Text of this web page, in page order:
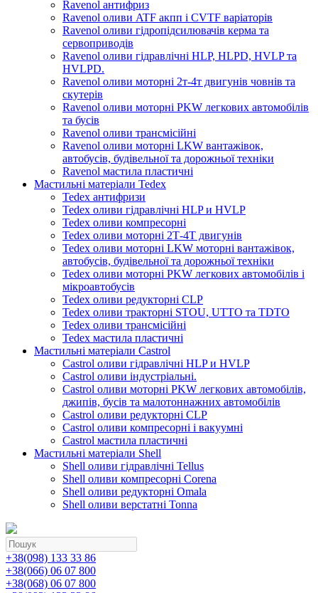
Ravenol антифриз
Ravenol оливи ATF акпп і CVTF варіаторів
Ravenol оливи гідропідсилювачів керма та
сервоприводів
Ravenol оливи гідравлічні HLP, HLPD, HVLP та
HVLPD.
Ravenol оливи моторні 2т-4т двигунів човнів та
скутерів
Ravenol оливи моторні PKW легкових автомобілів
та бусів
Ravenol оливи трансмісійні
Ravenol оливи моторні LKW вантажівок,
автобусів, будівельної та дорожньої техніки
Ravenol мастила пластичні
Мастильні матеріали Tedex
Tedex антифризи
Tedex оливи гідравлічні HLP и HVLP
Tedex оливи компресорні
Tedex оливи моторні 2Т-4Т двигунів
Tedex оливи моторні LKW моторні вантажівок,
автобусів, будівельної та дорожньої техніки
Tedex оливи моторні PKW легкових автомобілів і
мікроавтобусів
Tedex оливи редукторні CLP
Tedex оливи тракторні STOU, UTTO та TDTO
Tedex оливи трансмісійні
Tedex мастила пластичні
Мастильні матеріали Castrol
Castrol оливи гідравлічні HLP и HVLP
Castrol оливи індустріальні.
Castrol оливи моторні PKW легкових автомобілів,
джипів, бусів та малотоннажних автомобілів
Castrol оливи редукторні CLP
Castrol оливи компресорні і вакуумні
Castrol мастила пластичні
Мастильні матеріали Shell
Shell оливи гідравлічні Tellus
Shell оливи компресорні Corena
Shell оливи редукторні Omala
Shell оливи верстатні Tonna
+38(098) 133 33 86
+38(066) 06 07 800
+38(068) 06 07 800